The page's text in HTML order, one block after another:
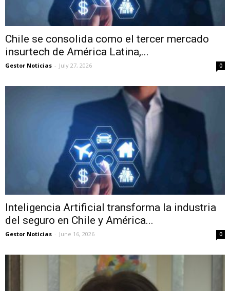
Chile se consolida como el tercer mercado
insurtech de América Latina,...
Gestor Noticias - July 27, 2026 0
Inteligencia Artificial transforma la industria
del seguro en Chile y América...
Gestor Noticias - June 16, 2026 0